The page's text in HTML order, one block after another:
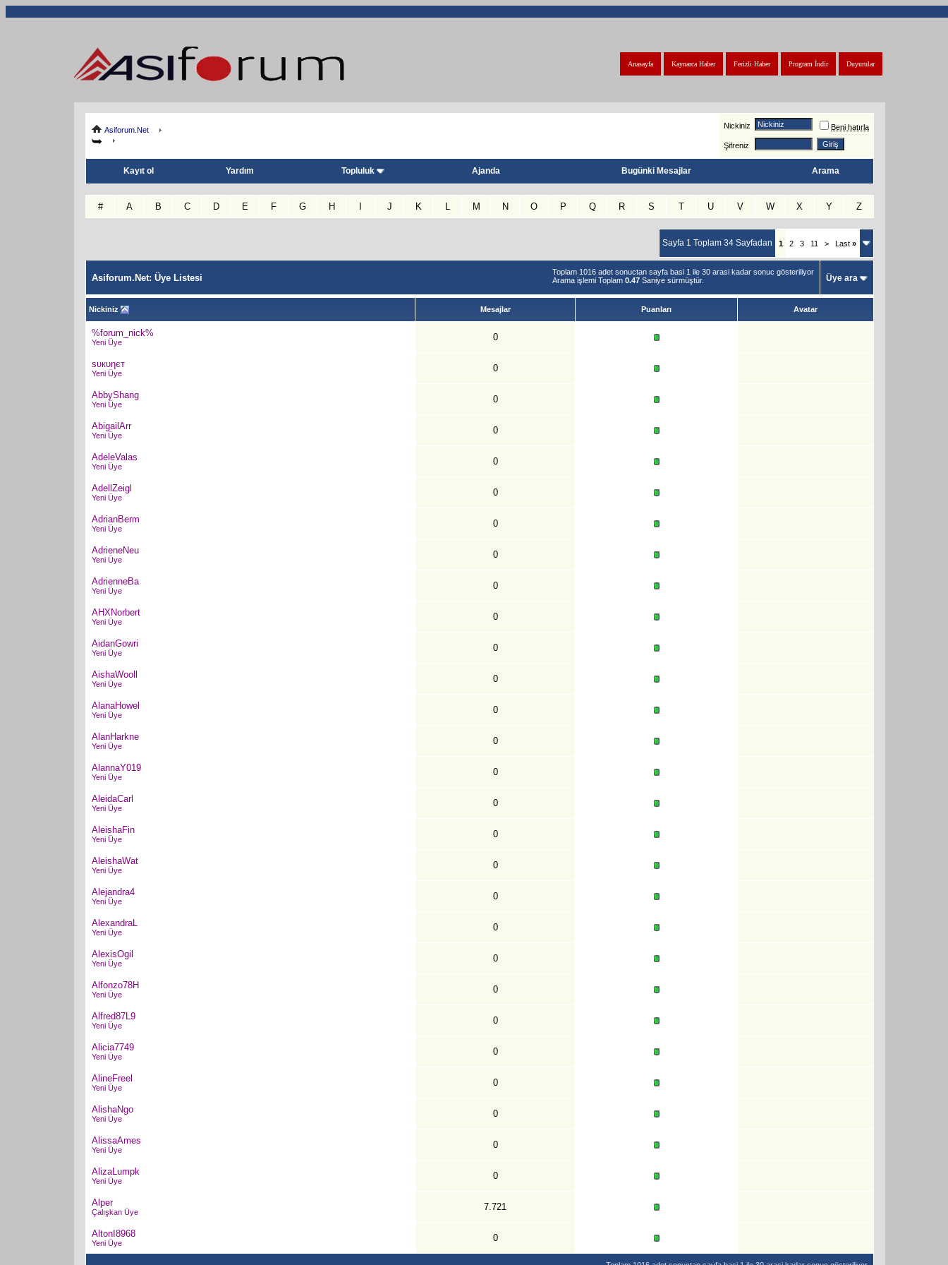
Duyurular
Program İndir
Ferizli Haber
Kaynarca Haber
Anasayfa
Asiforum.Net Nickiniz Beni hatırla
Şifreniz
Kayıt ol Yardım Topluluk Ajanda Bugünki Mesajlar Arama
# A B C D E F G H I J K L M N O P Q R S T U V W X Y Z
Sayfa 1 Toplam 34 Sayfadan 1 2 3 11 > Last »
Toplam 1016 adet sonuctan sayfa basi 1 ile 30 arasi kadar sonuc gösteriliyor
Arama işlemi Toplam 0.47 Saniye sürmüştür.
Asiforum.Net: Üye Listesi Üye ara
Nickiniz Mesajlar Puanları Avatar
%forum_nick%
Yeni Üye 0
ѕυкυηєт
Yeni Üye 0
AbbyShang
Yeni Üye 0
AbigailArr
Yeni Üye 0
AdeleValas
Yeni Üye 0
AdellZeigl
Yeni Üye 0
AdrianBerm
Yeni Üye 0
AdrieneNeu
Yeni Üye 0
AdrienneBa
Yeni Üye 0
AHXNorbert
Yeni Üye 0
AidanGowri
Yeni Üye 0
AishaWooll
Yeni Üye 0
AlanaHowel
Yeni Üye 0
AlanHarkne
Yeni Üye 0
AlannaY019
Yeni Üye 0
AleidaCarl
Yeni Üye 0
AleishaFin
Yeni Üye 0
AleishaWat
Yeni Üye 0
Alejandra4
Yeni Üye 0
AlexandraL
Yeni Üye 0
AlexisOgil
Yeni Üye 0
Alfonzo78H
Yeni Üye 0
Alfred87L9
Yeni Üye 0
Alicia7749
Yeni Üye 0
AlineFreel
Yeni Üye 0
AlishaNgo
Yeni Üye 0
AlissaAmes
Yeni Üye 0
AlizaLumpk
Yeni Üye 0
Alper
Çalışkan Üye 7.721
AltonI8968
Yeni Üye 0